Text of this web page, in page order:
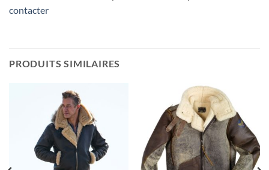
contacter
PRODUITS SIMILAIRES